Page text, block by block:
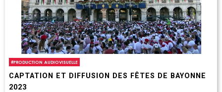
#PRODUCTION AUDIOVISUELLE
CAPTATION ET DIFFUSION DES FÊTES DE BAYONNE
2023